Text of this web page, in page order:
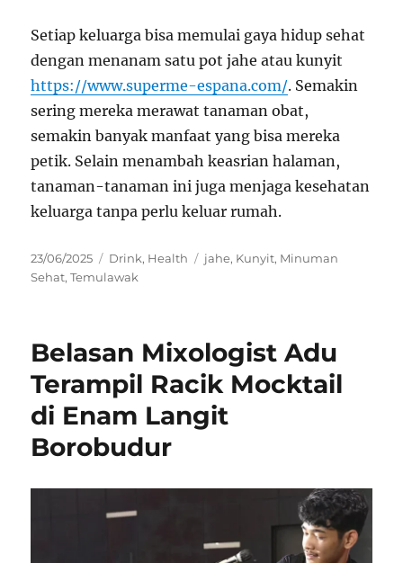
Setiap keluarga bisa memulai gaya hidup sehat
dengan menanam satu pot jahe atau kunyit
https://www.superme-espana.com/. Semakin
sering mereka merawat tanaman obat,
semakin banyak manfaat yang bisa mereka
petik. Selain menambah keasrian halaman,
tanaman-tanaman ini juga menjaga kesehatan
keluarga tanpa perlu keluar rumah.
Posted
on
23/06/2025 Categories
Drink, Health Tags
jahe, Kunyit, Minuman
Sehat,Temulawak
Belasan Mixologist Adu
Terampil Racik Mocktail
di Enam Langit
Borobudur